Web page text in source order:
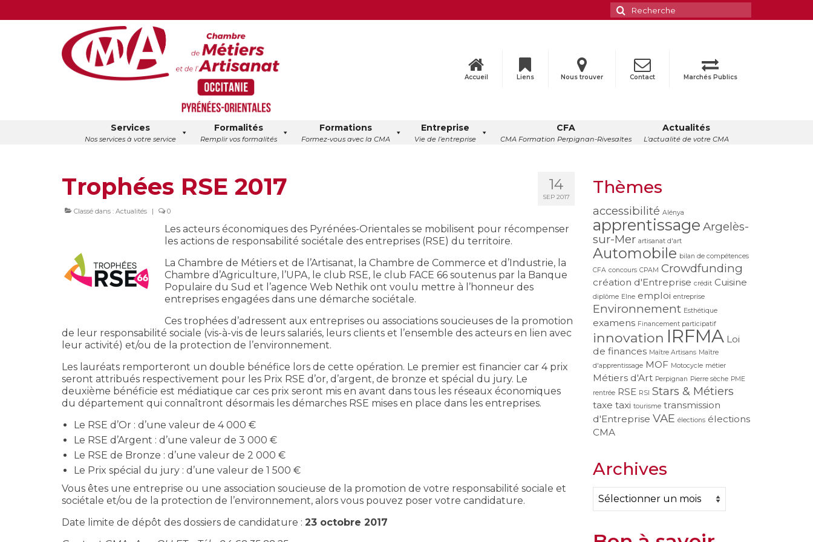
Rechercher
:
Accueil Liens Nous trouver Contact Marchés Publics
Services
Nos services à votre service
Formalités
Remplir vos formalités
Formations
Formez-vous avec la CMA
Entreprise
Vie de l’entreprise
CFA
CMA Formation Perpignan-Rivesaltes
Actualités
L’actualité de votre CMA
14
SEP 2017
Trophées RSE 2017
Classé dans : Actualités | 0
Les acteurs économiques des Pyrénées-Orientales se mobilisent pour récompenser
les actions de responsabilité sociétale des entreprises (RSE) du territoire.
La Chambre de Métiers et de l’Artisanat, la Chambre de Commerce et d’Industrie, la
Chambre d’Agriculture, l’UPA, le club RSE, le club FACE 66 soutenus par la Banque
Populaire du Sud et l’agence Web Nethik ont voulu mettre à l’honneur des
entreprises engagées dans une démarche sociétale.
Ces trophées d’adressent aux entreprises ou associations soucieuses de la promotion
de leur responsabilité sociale (vis-à-vis de leurs salariés, leurs clients et l’ensemble des acteurs en lien avec
leur activité) et/ou de la protection de l’environnement.
Les lauréats remporteront un double bénéfice lors de cette opération. Le premier est financier car 4 prix
seront attribués respectivement pour les Prix RSE d’or, d’argent, de bronze et spécial du jury. Le
deuxième bénéficie est médiatique car ces prix seront mis en avant dans tous les réseaux économiques
du département qui connaîtront désormais les démarches RSE mises en place dans les entreprises.
Le RSE d’Or : d’une valeur de 4 000 €
Le RSE d’Argent : d’une valeur de 3 000 €
Le RSE de Bronze : d’une valeur de 2 000 €
Le Prix spécial du jury : d’une valeur de 1 500 €
Vous êtes une entreprise ou une association soucieuse de la promotion de votre responsabilité sociale et
sociétale et/ou de la protection de l’environnement, alors vous pouvez poser votre candidature.
Date limite de dépôt des dossiers de candidature : 23 octobre 2017
Thèmes
accessibilité Alénya
apprentissage Argelès-
sur-Mer artisanat d'art
Automobile bilan de compétences
CFA concours CPAM Crowdfunding
création d'Entreprise crédit Cuisine
diplôme Elne emploi entreprise
Environnement Esthétique
examens Financement participatif
innovation IRFMA Loi
de finances Maître Artisans Maître
d'apprentissage MOF Motocycle métier
Métiers d'Art Perpignan Pierre sèche PME
rentrée RSE RSI Stars & Métiers
taxe taxi tourisme transmission
d'Entreprise VAE élections élections
CMA
Archives
Archives